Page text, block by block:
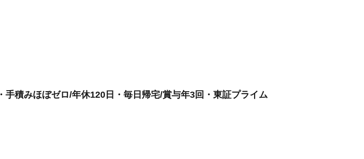
積みほぼゼロ/年休120日・毎日帰宅/賞与年3回・東証プライム